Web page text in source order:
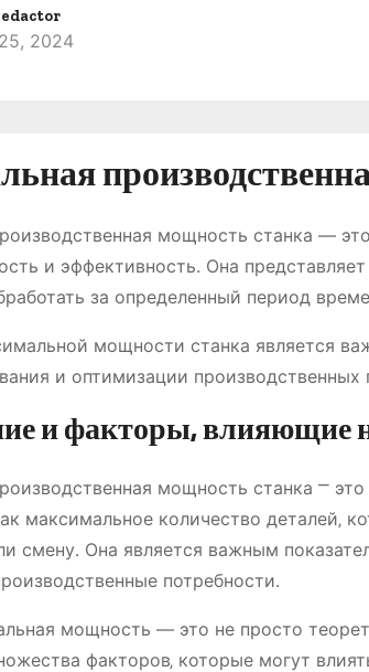
2024
мощность станка —
и эффективность․ Она
за определенный период
мощности станка является
и оптимизации производственных
и факторы‚ влияющие
мощность станка ⎻
максимальное количество деталей‚
смену․ Она является важным
потребности․
мощность — это не просто
факторов‚ которые могут